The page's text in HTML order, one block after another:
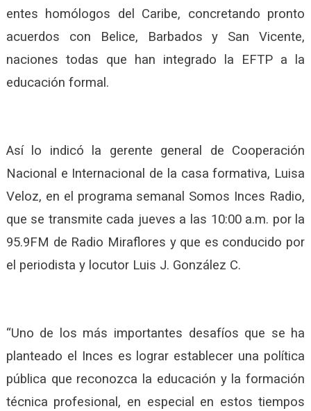
entes homólogos del Caribe, concretando pronto
acuerdos con Belice, Barbados y San Vicente,
naciones todas que han integrado la EFTP a la
educación formal.
Así lo indicó la gerente general de Cooperación
Nacional e Internacional de la casa formativa, Luisa
Veloz, en el programa semanal Somos Inces Radio,
que se transmite cada jueves a las 10:00 a.m. por la
95.9FM de Radio Miraflores y que es conducido por
el periodista y locutor Luis J. González C.
“Uno de los más importantes desafíos que se ha
planteado el Inces es lograr establecer una política
pública que reconozca la educación y la formación
técnica profesional, en especial en estos tiempos